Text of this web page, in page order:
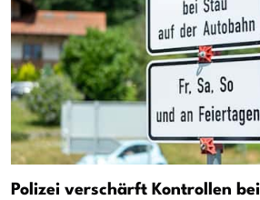
Polizei verschärft Kontrollen bei